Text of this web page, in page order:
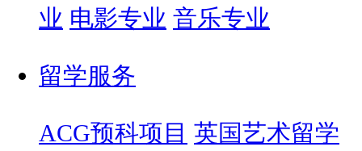
业 电影专业 音乐专业
留学服务
ACG预科项目 英国艺术留学